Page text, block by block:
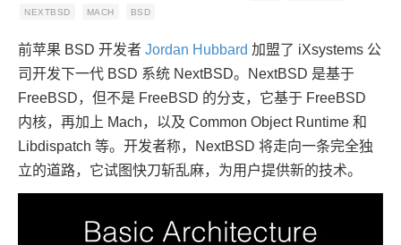
NEXTBSD
MACH BSD
前苹果 BSD 开发者 Jordan Hubbard 加盟了 iXsystems 公
司开发下一代 BSD 系统 NextBSD。NextBSD 是基于
FreeBSD，但不是 FreeBSD 的分支，它基于 FreeBSD
内核，再加上 Mach，以及 Common Object Runtime 和
Libdispatch 等。开发者称，NextBSD 将走向一条完全独
立的道路，它试图快刀斩乱麻，为用户提供新的技术。